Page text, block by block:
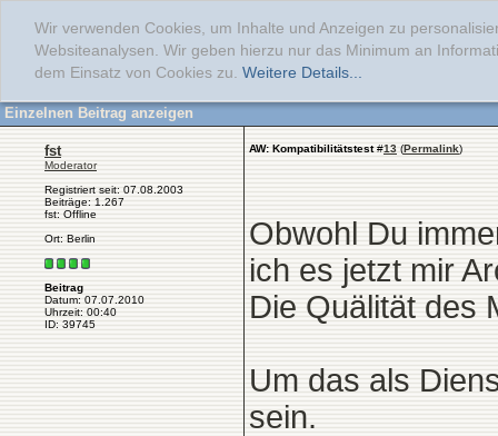
Wir verwenden Cookies, um Inhalte und Anzeigen zu
Websiteanalysen. Wir geben hierzu nur das Minimum an
dem Einsatz von Cookies zu. Weitere Details...
Einzelnen Beitrag anzeigen
fst
Moderator
Registriert seit: 07.08.2003
Beiträge: 1.267
fst: Offline
Ort: Berlin
Beitrag
Datum: 07.07.2010
Uhrzeit: 00:40
ID: 39745
AW: Kompatibilitätstest#13 (Permalink)
Obwohl Du
ich es jetzt mir
Die Quälität des
Um das als
sein.